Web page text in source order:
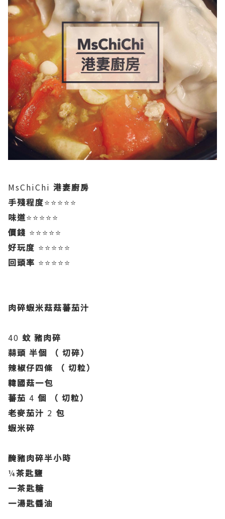
MsChiChi 港妻廚房
手殘程度⭐️⭐️⭐️⭐️⭐️
味道⭐️⭐️⭐️⭐️⭐️
價錢 ⭐️⭐️⭐️⭐️⭐️
好玩度️ ⭐️⭐️⭐️⭐️⭐️
回頭率 ⭐️⭐️⭐️⭐️⭐️
肉碎蝦米菇菇蕃茄汁
40 蚊 豬肉碎
蒜頭 半個 （ 切碎）
辣椒仔四條
（ 切粒）
韓國菇一包
蕃茄 4 個 （ 切粒）
老麥茄汁 2 包
蝦米碎
醃豬肉碎半小時
¼茶匙鹽
一茶匙糖
一湯匙醬油